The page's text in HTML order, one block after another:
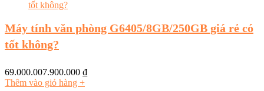
Máy tính văn phòng G6405/8GB/250GB giá rẻ có
tốt không?
69.000.007.900.000 ₫
Thêm vào giỏ hàng +